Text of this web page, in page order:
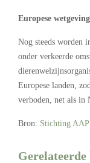
Europese wetgeving
Nog steeds worden
onder verkeerde
Europese landen,
verboden, net als in
Bron: Stichting AAP